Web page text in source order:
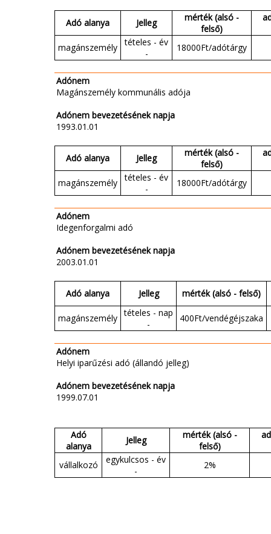
Adó alanya Jelleg
mérték (alsó -
felső)
magánszemély
tételes - év
-
18000Ft/adótárgy
Adónem
Magánszemély kommunális adója
Adónem bevezetésének napja
1993.01.01
Adó alanya Jelleg
mérték (alsó -
felső)
magánszemély
tételes - év
-
18000Ft/adótárgy
Adónem
Idegenforgalmi adó
Adónem bevezetésének napja
2003.01.01
Adó alanya Jelleg mérték (alsó - felső)
magánszemély tételes - nap
-
400Ft/vendégéjszaka
Adónem
Helyi iparűzési adó (állandó jelleg)
Adónem bevezetésének napja
1999.07.01
Adó
alanya
Jelleg
mérték (alsó -
felső)
vállalkozó
egykulcsos - év
-
2%